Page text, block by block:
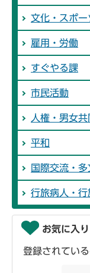
文化・スポー
雇用・労働
すぐやる課
市民活動
人権・男女
平和
国際交流・多
行旅病人・
お気に入り
登録されてい